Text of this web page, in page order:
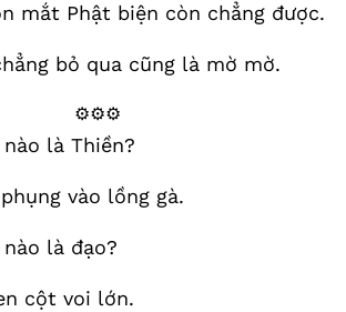
mắt Phật biện còn chẳng được.
bỏ qua cũng là mờ mờ.
⚙️⚙️⚙️
là Thiền?
vào lồng gà.
là đạo?
cột voi lớn.